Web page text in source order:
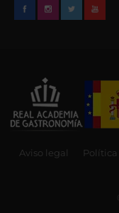
Aviso legal